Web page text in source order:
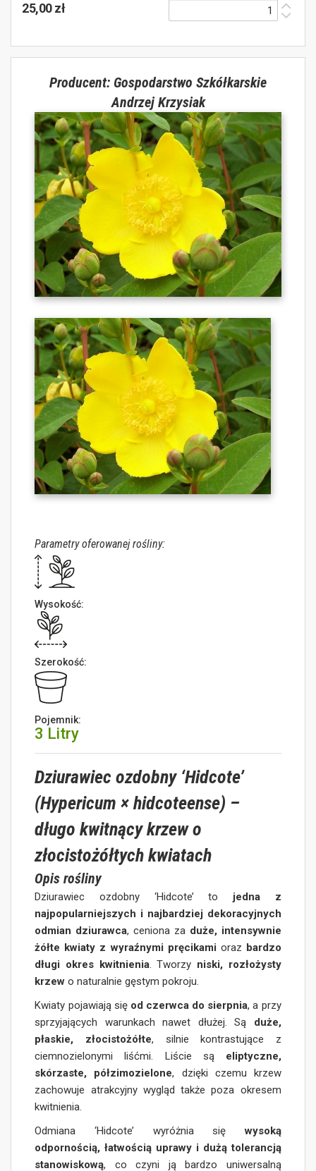
25,00 zł
Producent: Gospodarstwo Szkółkarskie
Andrzej Krzysiak
Parametry oferowanej rośliny:
Wysokość:
Szerokość:
Pojemnik:
3 Litry
Dziurawiec ozdobny ‘Hidcote’
(Hypericum × hidcoteense) –
długo kwitnący krzew o
złocistożółtych kwiatach
Opis rośliny
Dziurawiec ozdobny ‘Hidcote’ to jedna z
najpopularniejszych i najbardziej dekoracyjnych
odmian dziurawca, ceniona za duże, intensywnie
żółte kwiaty z wyraźnymi pręcikami oraz bardzo
długi okres kwitnienia. Tworzy niski, rozłożysty
krzew o naturalnie gęstym pokroju.
Kwiaty pojawiają się od czerwca do sierpnia, a przy
sprzyjających warunkach nawet dłużej. Są duże,
płaskie, złocistożółte, silnie kontrastujące z
ciemnozielonymi liśćmi. Liście są eliptyczne,
skórzaste, półzimozielone, dzięki czemu krzew
zachowuje atrakcyjny wygląd także poza okresem
kwitnienia.
Odmiana ‘Hidcote’ wyróżnia sięwysoką
odpornością, łatwością uprawy i dużą tolerancją
stanowiskową, co czyni ją bardzo uniwersalną